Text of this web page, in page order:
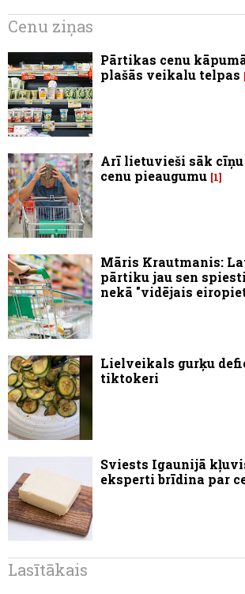
Cenu ziņas
Pārtikas cenu
plašās veikalu telpas
Arī lietuvieši sāk
cenu pieaugumu 1
Māris Krautmanis:
pārtiku jau sen
nekā "vidējais
Lielveikals gurķu
tiktokeri
Sviests Igaunijā
eksperti brīdina par
Lasītākais